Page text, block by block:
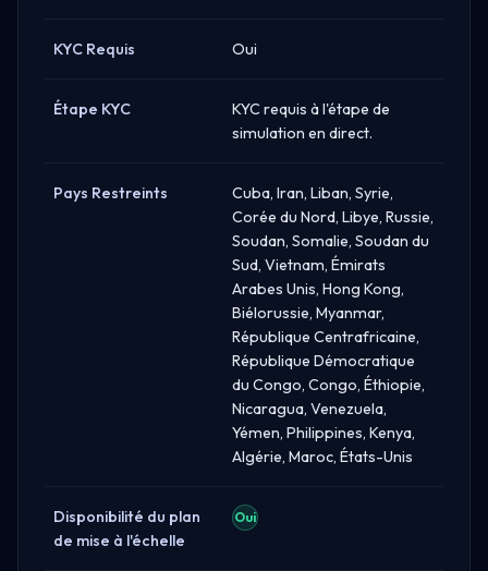
KYC Requis Oui
Étape KYC
KYC requis à l'étape de
simulation en direct.
Pays Restreints
Cuba, Iran, Liban, Syrie,
Corée du Nord, Libye, Russie,
Soudan, Somalie, Soudan du
Sud, Vietnam, Émirats
Arabes Unis, Hong Kong,
Biélorussie, Myanmar,
République Centrafricaine,
République Démocratique
du Congo, Congo, Éthiopie,
Nicaragua, Venezuela,
Yémen, Philippines, Kenya,
Algérie, Maroc, États-Unis
Disponibilité du plan
de mise à l'échelle
Oui